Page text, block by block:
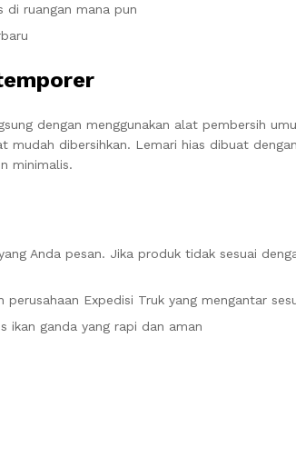
di ruangan mana pun
dengan menggunakan alat pembersih
mudah dibersihkan. Lemari hias dibuat
minimalis.
Anda pesan. Jika produk tidak sesuai
Expedisi Truk yang mengantar
ikan ganda yang rapi dan aman